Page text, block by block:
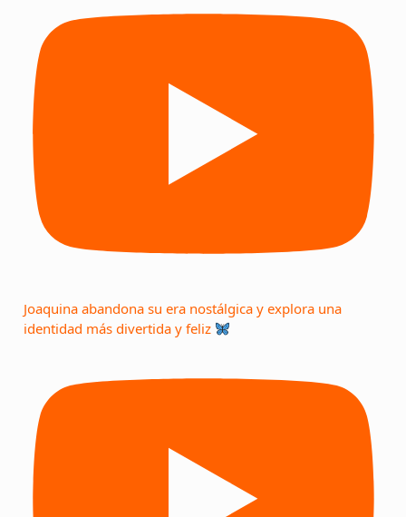
Joaquina abandona su era nostálgica y explora una
identidad más divertida y feliz